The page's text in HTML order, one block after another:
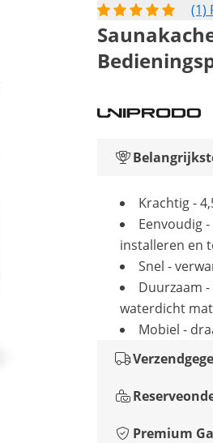
(1)
Krachtig -
Eenvoudig
installeren en
Snel -
Duurzaam
waterdicht
Mobiel -
Premium